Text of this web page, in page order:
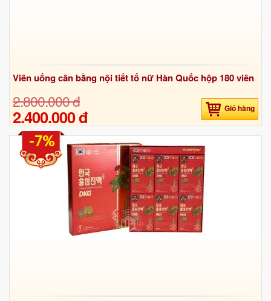
Viên uống cân bằng nội tiết tố nữ Hàn Quốc hộp 180 viên
2.800.000 đ
2.400.000 đ Giỏ hàng
-7%